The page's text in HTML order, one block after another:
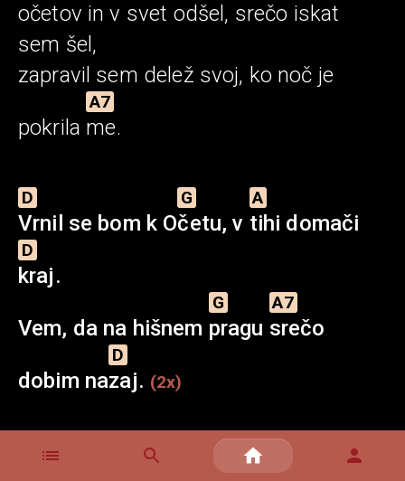
očetov in v svet odšel, srečo iskat
sem šel,
zapravil sem delež svoj, ko noč je
pokrila
A7
me.
D
Vrnil se bom k O
G
četu, v
A
tihi domači
D
kraj.
Vem, da na hišnem
G
pragu
A7
srečo
dobim na
D
zaj. (2x)